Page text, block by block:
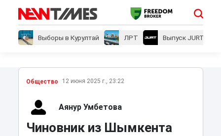
Выборы в Курултай ЛРТ Выпуск JURT
Общество 12 июня 2025 г., 23:22
Аянур Умбетова
Чиновник из Шымкента